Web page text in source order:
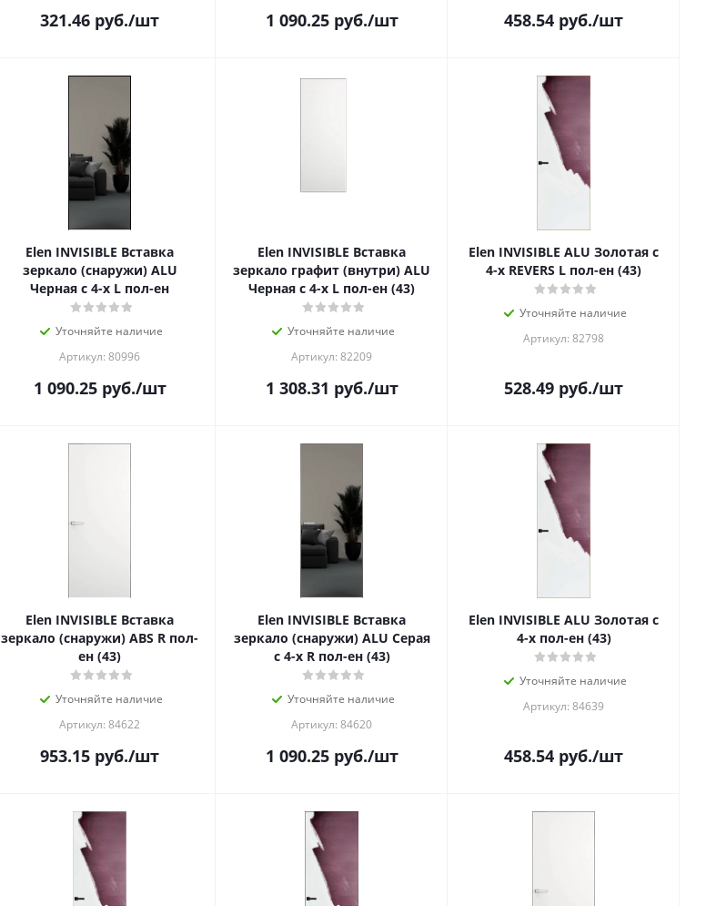
321.46 руб./шт 1 090.25руб./шт 458.54 руб./шт
Elen INVISIBLE Вставка
зеркало (снаружи) ALU
Черная с 4-х L пол-ен
Уточняйте наличие
Артикул: 80996
1 090.25руб./шт
Elen INVISIBLE Вставка
зеркало графит (внутри) ALU
Черная с 4-х L пол-ен (43)
Уточняйте наличие
Артикул: 82209
1 308.31 руб./шт
Elen INVISIBLE ALU Золотая с
4-х REVERS L пол-ен (43)
Уточняйте наличие
Артикул: 82798
528.49 руб./шт
Elen INVISIBLE Вставка
зеркало (снаружи) ABS R пол-
ен (43)
Уточняйте наличие
Артикул: 84622
953.15 руб./шт
Elen INVISIBLE Вставка
зеркало (снаружи) ALU Серая
с 4-х R пол-ен (43)
Уточняйте наличие
Артикул: 84620
1 090.25руб./шт
Elen INVISIBLE ALU Золотая с
4-х пол-ен (43)
Уточняйте наличие
Артикул: 84639
458.54 руб./шт